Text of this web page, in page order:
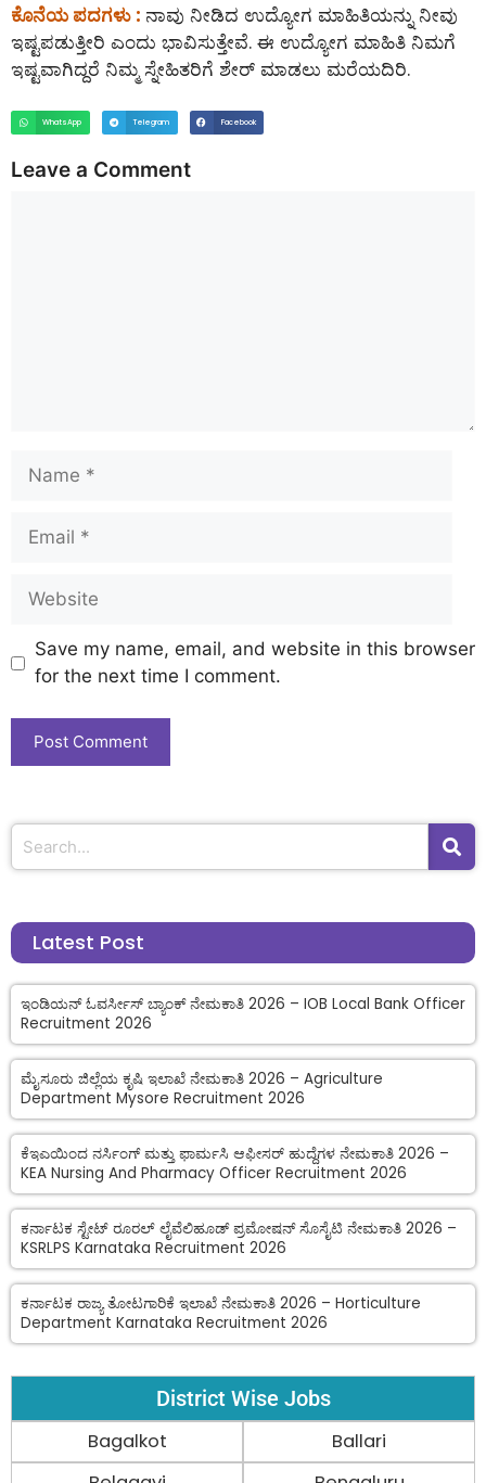
ಕೊನೆಯ ಪದಗಳು : ನಾವು ನೀಡಿದ ಉದ್ಯೋಗ ಮಾಹಿತಿಯನ್ನು ನೀವು
ಇಷ್ಟಪಡುತ್ತೀರಿ ಎಂದು ಭಾವಿಸುತ್ತೇವೆ. ಈ ಉದ್ಯೋಗ ಮಾಹಿತಿ ನಿಮಗೆ
ಇಷ್ಟವಾಗಿದ್ದರೆ ನಿಮ್ಮ ಸ್ನೇಹಿತರಿಗೆ ಶೇರ್ ಮಾಡಲು ಮರೆಯದಿರಿ.
WhatsApp Telegram Facebook
Leave a Comment
Save my name, email, and website in this browser
for the next time I comment.
Latest Post
ಇಂಡಿಯನ್ ಓವರ್ಸೀಸ್ ಬ್ಯಾಂಕ್ ನೇಮಕಾತಿ 2026 – IOB Local Bank Officer
Recruitment 2026
ಮೈಸೂರು ಜಿಲ್ಲೆಯ ಕೃಷಿ ಇಲಾಖೆ ನೇಮಕಾತಿ 2026 – Agriculture
Department Mysore Recruitment 2026
ಕೆಇಎಯಿಂದ ನರ್ಸಿಂಗ್ ಮತ್ತು ಫಾರ್ಮಸಿ ಆಫೀಸರ್ ಹುದ್ದೆಗಳ ನೇಮಕಾತಿ 2026 –
KEA Nursing And Pharmacy Officer Recruitment 2026
ಕರ್ನಾಟಕ ಸ್ಟೇಟ್ ರೂರಲ್ ಲೈವೆಲಿಹೂಡ್ ಪ್ರಮೋಷನ್ ಸೊಸೈಟಿ ನೇಮಕಾತಿ 2026 –
KSRLPS Karnataka Recruitment 2026
ಕರ್ನಾಟಕ ರಾಜ್ಯ ತೋಟಗಾರಿಕೆ ಇಲಾಖೆ ನೇಮಕಾತಿ 2026 – Horticulture
Department Karnataka Recruitment 2026
District Wise Jobs
Bagalkot
Ballari